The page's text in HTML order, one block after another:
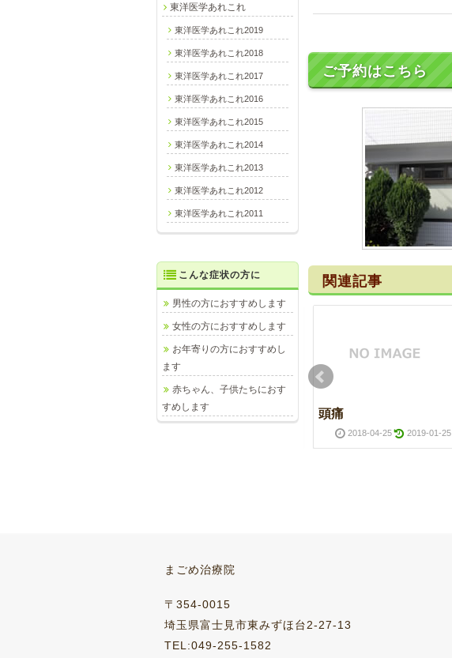
ご予約はこちら
関連記事
池の平湿原 頭痛
2018-04-25 2019-01-25
2024-03-22
東洋医学あれこれ
東洋医学あれこれ2019
東洋医学あれこれ2018
東洋医学あれこれ2017
東洋医学あれこれ2016
東洋医学あれこれ2015
東洋医学あれこれ2014
東洋医学あれこれ2013
東洋医学あれこれ2012
東洋医学あれこれ2011
こんな症状の方に
男性の方におすすめします
女性の方におすすめします
お年寄りの方におすすめし
ます
赤ちゃん、子供たちにおす
すめします
まごめ治療院
〒354-0015
埼玉県富士見市東みずほ台2-27-13
TEL:049-255-1582